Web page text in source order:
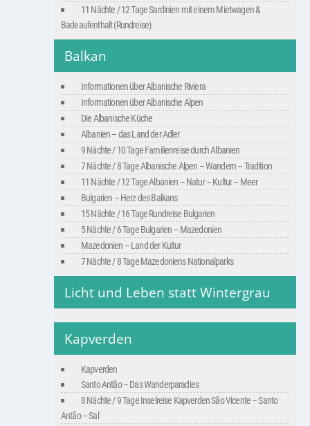
11 Nächte / 12 Tage Sardinien mit einem Mietwagen &
Badeaufenthalt (Rundreise)
Balkan
Informationen über Albanische Riviera
Informationen über Albanische Alpen
Die Albanische Küche
Albanien – das Land der Adler
9 Nächte / 10 Tage Familienreise durch Albanien
7 Nächte / 8 Tage Albanische Alpen – Wandern – Tradition
11 Nächte / 12 Tage Albanien – Natur – Kultur – Meer
Bulgarien – Herz des Balkans
15 Nächte / 16 Tage Rundreise Bulgarien
5 Nächte / 6 Tage Bulgarien – Mazedonien
Mazedonien – Land der Kultur
7 Nächte / 8 Tage Mazedoniens Nationalparks
Licht und Leben statt Wintergrau
Kapverden
Kapverden
Santo Antão – Das Wanderparadies
8 Nächte / 9 Tage Inselreise Kapverden São Vicente – Santo
Antão – Sal